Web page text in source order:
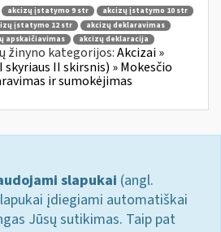
akcizų įstatymo 9 str
akcizų įstatymo 10 str
įstatymo 12 str
akcizų deklaravimas
apskaičiavimas
akcizų deklaracija
žinyno kategorijos:Akcizai »
II skirsnis) » Mokesčio
ir sumokėjimas
slapukai (angl.
įdiegiami automatiškai
Jūsų sutikimas. Taip pat